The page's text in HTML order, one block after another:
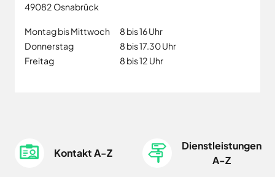
49082 Osnabrück
Montag bis Mittwoch
8 bis 16 Uhr
Donnerstag
8 bis 17.30 Uhr
Freitag
8 bis 12 Uhr
Kontakt A-Z
Dienstleistungen
A-Z